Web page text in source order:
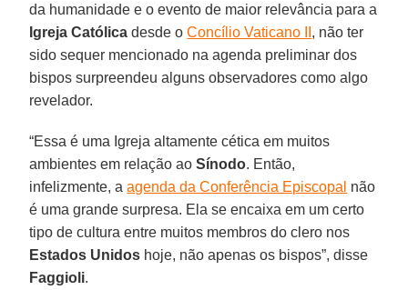
da humanidade e o evento de maior relevância para a
Igreja Católica desde oConcílio Vaticano II , não ter
sido sequer mencionado na agenda preliminar dos
bispos surpreendeu alguns observadores como algo
revelador.
“Essa é uma Igreja altamente cética em muitos
ambientes em relação aoSínodo. Então,
infelizmente, aagenda da Conferência Episcopal não
é uma grande surpresa. Ela se encaixa em um certo
tipo de cultura entre muitos membros do clero nos
Estados Unidos hoje, não apenas os bispos”, disse
Faggioli.